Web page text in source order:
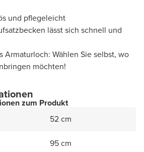
und pflegeleicht
lässt sich schnell und
Armaturloch: Wählen Sie selbst, wo
möchten!
zum Produkt
52 cm
95 cm